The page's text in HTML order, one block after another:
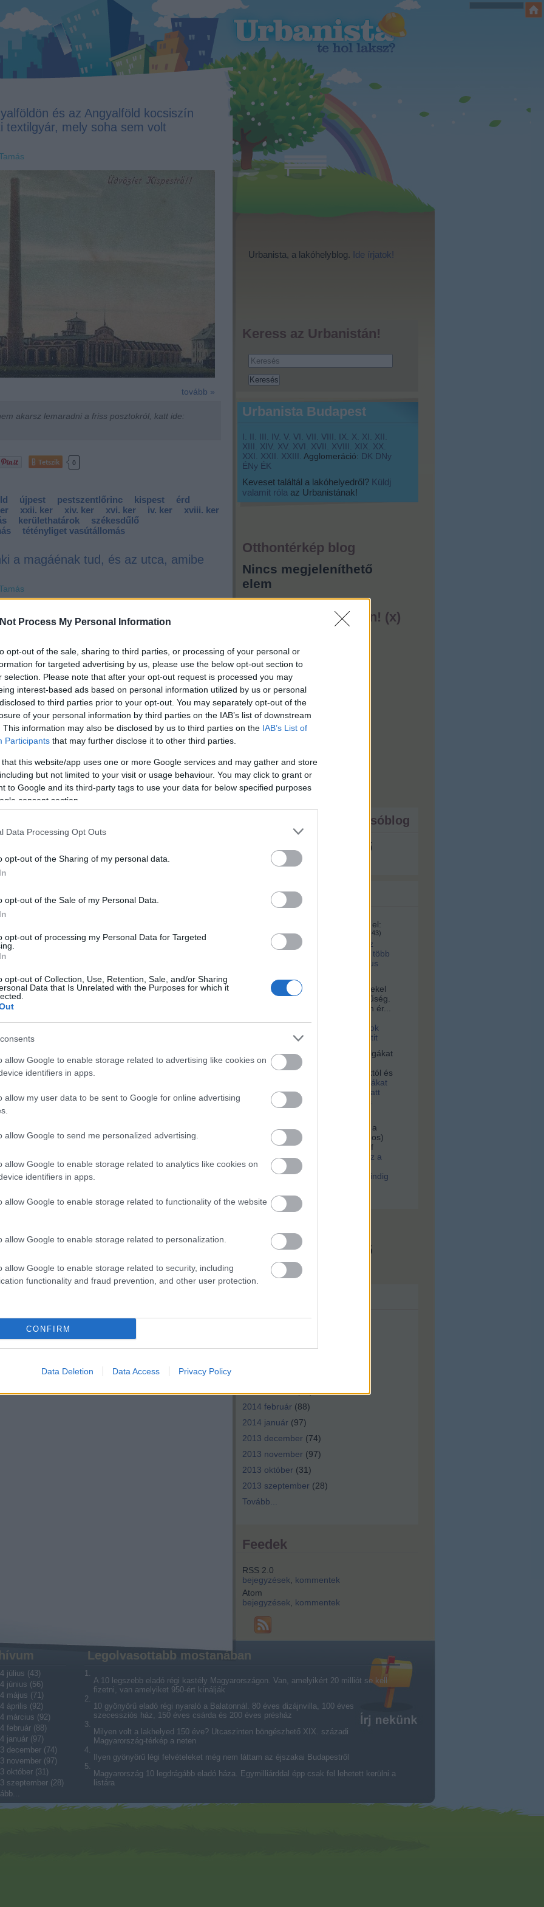
Process My Personal Information
opt-out of the sale, sharing to third parties, or processing of your personal or
for targeted advertising by us, please use the below opt-out section to
selection. Please note that after your opt-out request is processed you may
interest-based ads based on personal information utilized by us or personal
to third parties prior to your opt-out. You may separately opt-out of the
of your personal information by third parties on the IAB’s list of downstream
This information may also be disclosed by us to third parties on the IAB’s List of
Participants that may further disclose it to other third parties.
that this website/app uses one or more Google services and may gather and store
but not limited to your visit or usage behaviour. You may click to grant or
to Google and its third-party tags to use your data for below specified purposes
consent section.
Data Processing Opt Outs
opt-out of the Sharing of my personal data.
opt-out of the Sale of my Personal Data.
opt-out of processing my Personal Data for Targeted
opt-out of Collection, Use, Retention, Sale, and/or Sharing
Data that Is Unrelated with the Purposes for which it
allow Google to enable storage related to advertising like cookies on
identifiers in apps.
allow my user data to be sent to Google for online advertising
allow Google to send me personalized advertising.
allow Google to enable storage related to analytics like cookies on
identifiers in apps.
allow Google to enable storage related to functionality of the website
allow Google to enable storage related to personalization.
allow Google to enable storage related to security, including
functionality and fraud prevention, and other user protection.
CONFIRM
Data Deletion Data Access Privacy Policy
és az Angyalföld kocsiszín
textilgyár, mely soha sem volt
tovább »
akarsz lemaradni a friss posztokról, katt ide:
Tetszik 0
újpest pestszentlőrinc kispest
érd
xxii. ker xiv. ker xvi. ker iv. ker
xviii. ker
kerülethatárok
székesdűlő
tétényliget vasútállomás
a magáénak tud, és az utca, amibe
Újpest) vasútállomás 1899-ben. Persze, hogy mindig is
lásd legalul a felhívást), egy ritkán jelentkező
melyben a kerületek, városrészek, illetve a város
nem mindenkit hoz majd lázba, hogy Kőbánya és
vagy hogy melyik kerületé a Rákospalota-Újpest
kerülethatárt érdekesnek találtam, gondoltam
akarsz lemaradni a friss posztokról, katt ide:
Tetszik 0
újpest vasútállomás
Urbanista, a lakóhelyblog. Ide írjatok!
Keress az Urbanistán!
Urbanista Budapest
I. II. III. IV. V. VI. VII. VIII. IX. X. XI.
XII.
XIII.
XIV. XV. XVI. XVII. XVIII. XIX.
XX.
XXI.
XXII. XXIII. Agglomeráció: DK DNy
ÉNy ÉK
Keveset találtál a lakóhelyedről? Küldj
valamit róla az Urbanistának!
Otthontérkép blog
Nincs megjeleníthető
elem
Hirdess lakást ingyen! (x)
Futurista - ezt írja a tesóblog
Nincs megjeleníthető
elem
Friss topikok
A videó ma itt érhető el:
nava.hu/id/1281070/
2025.02.04. 08:43)
Milyen lett volna a kettes metró az
eredeti tervek szerint? Hárommal több
megálló, na meg ugye ott a Márkus
kisemma:
Sziasztok! Nagyon érdekel
engem is az építészet és korszerűség.
Éppen valamelyik nap egy nagyon ér...
szentpétervári Müpáról. Ugyanazok
tervezik és építik, mint a budapestit
király vagyok:
A négerek rabszolgákat
nem befogták Afrikában, hanem
pénzért vették az ottani uralkodóktól és
Rabszolgákat
szöktettek, majd a szesztilalom alatt
italt mértek egy most feltárt, tiktos
Zoltán Hoffer:
Keresek egy fotót a
VIII. Ker.Gólya utca 38(Bókay János)
alatti kocsmáról, Scheuring József
Ilyen lesz a
zöld Nyugati. Különös párhuzam:
amerre a WestBalkan járt, arra mindig
Nincs megjeleníthető
elem
2014 február (88)
2014 január (97)
2013 december (74)
2013 november (97)
2013 október (31)
2013 szeptember (28)
Tovább
Feedek
RSS 2.0
bejegyzések
kommentek
Atom
bejegyzések
kommentek
július (43)
június (56)
május (71)
április (92)
március (92)
február (88)
január (97)
december (74)
november (97)
október (31)
szeptember (28)
...
Legolvasottabb mostanában
A 10 legszebb eladó régi kastély Magyarországon. Van, amelyikért 20 milliót se kell
fizetni, van amelyiket 950-ért kínálják
10 gyönyörű eladó régi nyaraló a Balatonnál. 80 éves dizájnvilla, 100 éves
szecessziós ház, 150 éves csárda és 200 éves présház
Milyen volt a lakhelyed 150 éve? Utcaszinten böngészhető XIX. századi
Magyarország-térkép a neten
Ilyen gyönyörű légi felvételeket még nem láttam az éjszakai Budapestről
Magyarország 10 legdrágább eladó háza. Egymilliárddal épp csak fel lehetett kerülni a
listára